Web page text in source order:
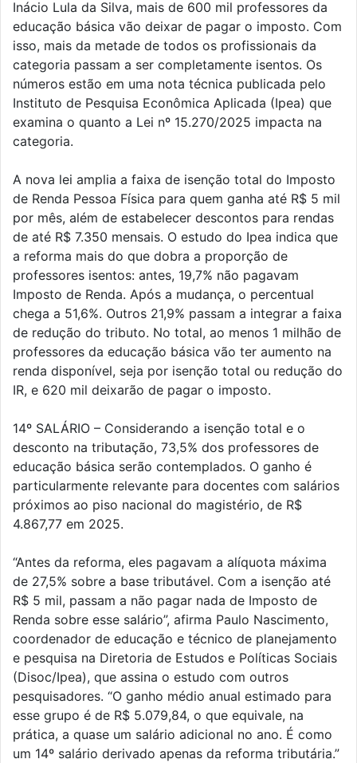
Inácio Lula da Silva, mais de 600 mil professores da
educação básica vão deixar de pagar o imposto. Com
isso, mais da metade de todos os profissionais da
categoria passam a ser completamente isentos. Os
números estão em uma nota técnica publicada pelo
Instituto de Pesquisa Econômica Aplicada (Ipea) que
examina o quanto a Lei nº 15.270/2025 impacta na
categoria.
A nova lei amplia a faixa de isenção total do Imposto
de Renda Pessoa Física para quem ganha até R$ 5 mil
por mês, além de estabelecer descontos para rendas
de até R$ 7.350 mensais. O estudo do Ipea indica que
a reforma mais do que dobra a proporção de
professores isentos: antes, 19,7% não pagavam
Imposto de Renda. Após a mudança, o percentual
chega a 51,6%. Outros 21,9% passam a integrar a faixa
de redução do tributo. No total, ao menos 1 milhão de
professores da educação básica vão ter aumento na
renda disponível, seja por isenção total ou redução do
IR, e 620 mil deixarão de pagar o imposto.
14º SALÁRIO – Considerando a isenção total e o
desconto na tributação, 73,5% dos professores de
educação básica serão contemplados. O ganho é
particularmente relevante para docentes com salários
próximos ao piso nacional do magistério, de R$
4.867,77 em 2025.
“Antes da reforma, eles pagavam a alíquota máxima
de 27,5% sobre a base tributável. Com a isenção até
R$ 5 mil, passam a não pagar nada de Imposto de
Renda sobre esse salário”, afirma Paulo Nascimento,
coordenador de educação e técnico de planejamento
e pesquisa na Diretoria de Estudos e Políticas Sociais
(Disoc/Ipea), que assina o estudo com outros
pesquisadores. “O ganho médio anual estimado para
esse grupo é de R$ 5.079,84, o que equivale, na
prática, a quase um salário adicional no ano. É como
um 14º salário derivado apenas da reforma tributária.”